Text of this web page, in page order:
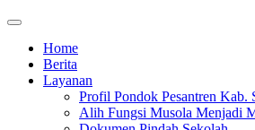
Home
Berita
Layanan
Profil Pondok Pesantren Kab.
Alih Fungsi Musola Menjadi